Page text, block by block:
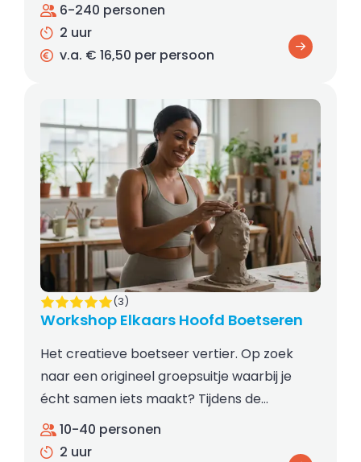
6-240 personen
2 uur
v.a. € 16,50 per persoon
Workshop Elkaars Hoofd Boetseren
(3)
Het creatieve boetseer vertier. Op zoek
naar een origineel groepsuitje waarbij je
écht samen iets maakt? Tijdens de…
10-40 personen
2 uur